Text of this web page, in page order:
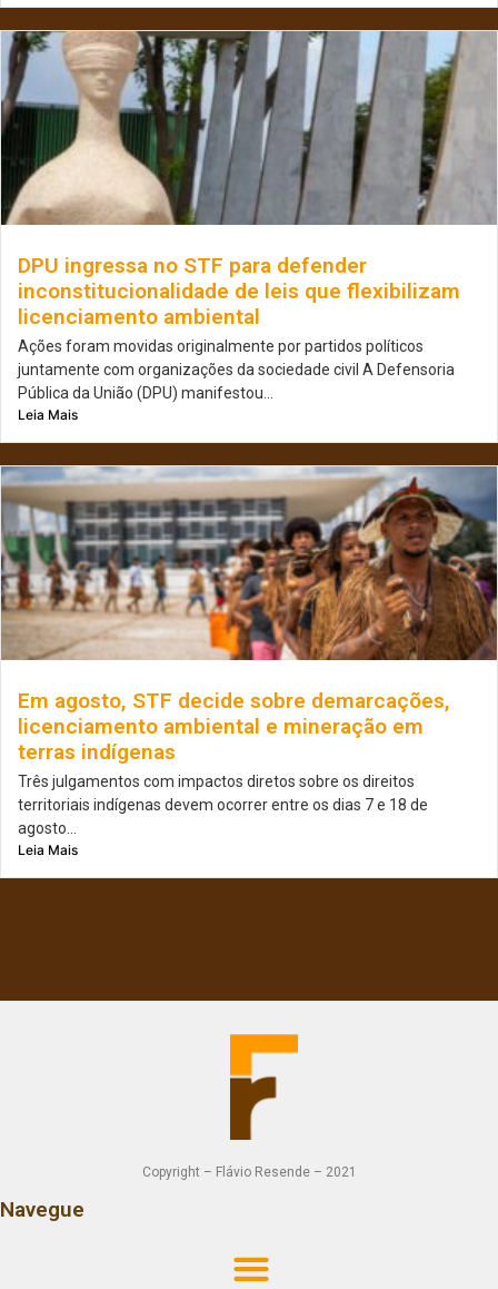
DPU ingressa no STF para defender
inconstitucionalidade de leis que flexibilizam
licenciamento ambiental
Ações foram movidas originalmente por partidos políticos
juntamente com organizações da sociedade civil A Defensoria
Pública da União (DPU) manifestou...
Leia Mais
Em agosto, STF decide sobre demarcações,
licenciamento ambiental e mineração em
terras indígenas
Três julgamentos com impactos diretos sobre os direitos
territoriais indígenas devem ocorrer entre os dias 7 e 18 de
agosto...
Leia Mais
Copyright – Flávio Resende – 2021
Navegue